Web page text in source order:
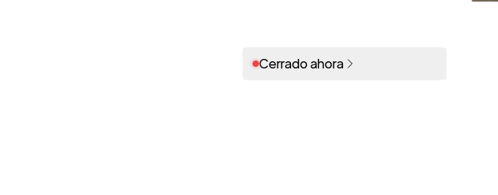
Cerrado ahora